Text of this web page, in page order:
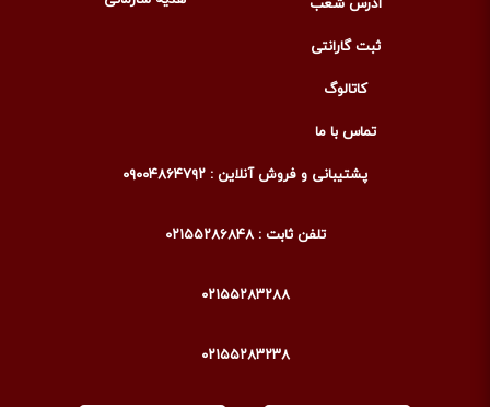
ثبت گارانتی
کاتالوگ
تماس با ما
پشتیبانی و فروش آنلاین : ۰۹۰۰۴۸۶۴۷۹۲
تلفن ثابت : ۰۲۱۵۵۲۸۶۸۴۸
۰۲۱۵۵۲۸۳۲۸۸
۰۲۱۵۵۲۸۳۲۳۸